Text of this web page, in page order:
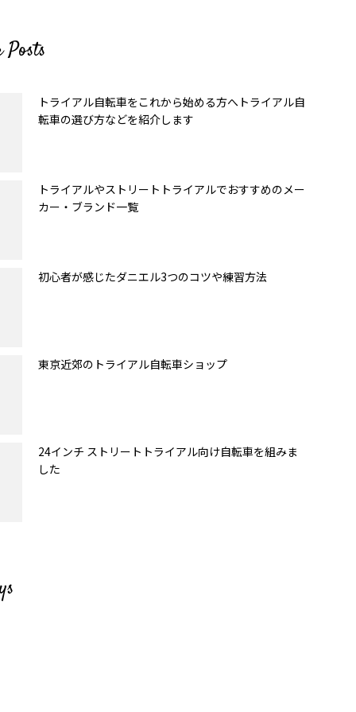
トライアル自転車をこれから始める方へトライアル自
転車の選び方などを紹介します
トライアルやストリートトライアルでおすすめのメー
カー・ブランド一覧
初心者が感じたダニエル3つのコツや練習方法
東京近郊のトライアル自転車ショップ
24インチ ストリートトライアル向け自転車を組みま
した